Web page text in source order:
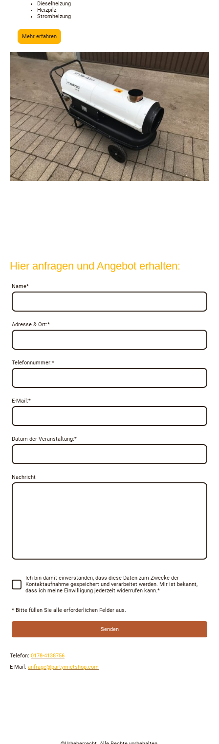
Dieselheizung
Heizpilz
Stromheizung
Mehr erfahren
Hier anfragen und Angebot erhalten:
Name*
Adresse & Ort:*
Telefonnummer:*
E-Mail:*
Datum der Veranstaltung:*
Nachricht
Ich bin damit einverstanden, dass diese Daten zum Zwecke der
Kontaktaufnahme gespeichert und verarbeitet werden. Mir ist bekannt,
dass ich meine Einwilligung jederzeit widerrufen kann.*
* Bitte füllen Sie alle erforderlichen Felder aus.
Senden
Telefon: 0178-4138756
E-Mail: anfrage@partymietshop.com